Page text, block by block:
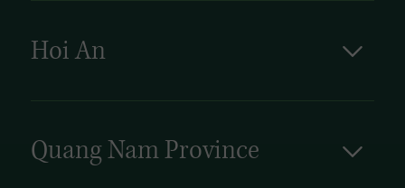
Hoi An
Chinees en Japans geïnspireerde architectuur.
Gekenmerkt door haar vele grachten, bruggen
Quang Nam Province